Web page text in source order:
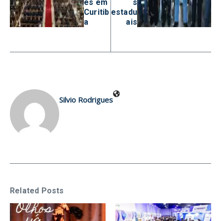
es em
Curitib
a
s
estadu
ais
Silvio Rodrigues
Related Posts